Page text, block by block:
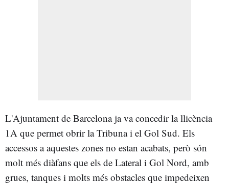
L'Ajuntament de Barcelona ja va concedir la llicència
1A que permet obrir la Tribuna i el Gol Sud. Els
accessos a aquestes zones no estan acabats, però són
molt més diàfans que els de Lateral i Gol Nord, amb
grues, tanques i molts més obstacles que impedeixen